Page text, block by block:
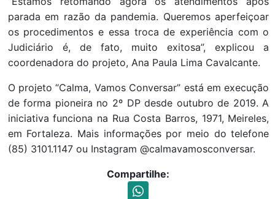
parada em razão da pandemia. Queremos aperfeiçoar
os procedimentos e essa troca de experiência com o
Judiciário é, de fato, muito exitosa”, explicou a
coordenadora do projeto, Ana Paula Lima Cavalcante.
O projeto “Calma, Vamos Conversar” está em execução
de forma pioneira no 2º DP desde outubro de 2019. A
iniciativa funciona na Rua Costa Barros, 1971, Meireles,
em Fortaleza. Mais informações por meio do telefone
(85) 3101.1147 ou Instagram @calmavamosconversar.
Compartilhe: